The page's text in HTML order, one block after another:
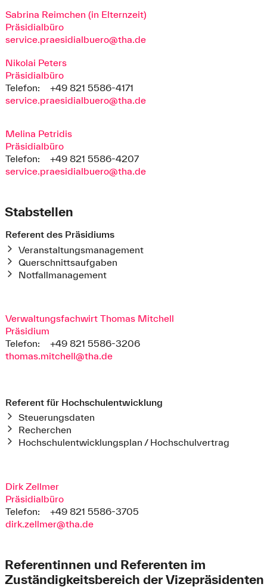
Sabrina Reimchen (in Elternzeit)
Präsidialbüro
service.praesidialbuero@tha.de
Nikolai Peters
Präsidialbüro
Telefon:
+49 821 5586-4171
service.praesidialbuero@tha.de
Melina Petridis
Präsidialbüro
Telefon:
+49 821 5586-4207
service.praesidialbuero@tha.de
Stabstellen
Referent des Präsidiums
Veranstaltungsmanagement
Querschnittsaufgaben
Notfallmanagement
Verwaltungsfachwirt Thomas Mitchell
Präsidium
Telefon:
+49 821 5586-3206
thomas.mitchell@tha.de
Referent für Hochschulentwicklung
Steuerungsdaten
Recherchen
Hochschulentwicklungsplan / Hochschulvertrag
Dirk Zellmer
Präsidialbüro
Telefon:
+49 821 5586-3705
dirk.zellmer@tha.de
Referentinnen und Referenten im
Zuständigkeitsbereich der Vizepräsidenten